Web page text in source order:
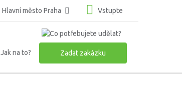
Hlavní město Praha Vstupte
Jak na to? Zadat zakázku